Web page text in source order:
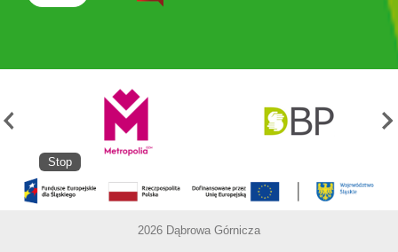
Stop
2026 Dąbrowa Górnicza